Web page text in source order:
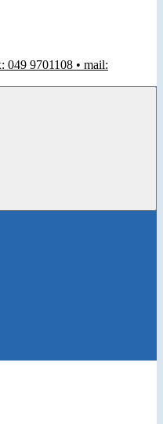
049 9701108 • mail: